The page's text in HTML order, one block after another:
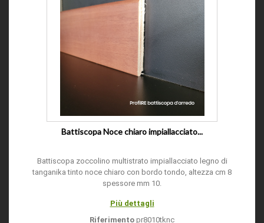
Battiscopa Noce chiaro impiallacciato...
Battiscopa zoccolino multistrato impiallacciato legno di
tanganika tinto noce chiaro con bordo tondo, altezza cm 8
spessore mm 10.
Più dettagli
Riferimento pr8010tknc